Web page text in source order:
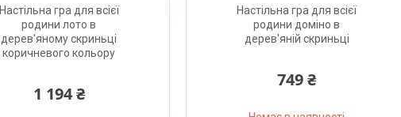
гра для всієї
родини лото в
дерев'яному скриньці
коричневого кольору
1 194 ₴
Настільна гра для всієї
родини доміно в
дерев'яній скриньці
749 ₴